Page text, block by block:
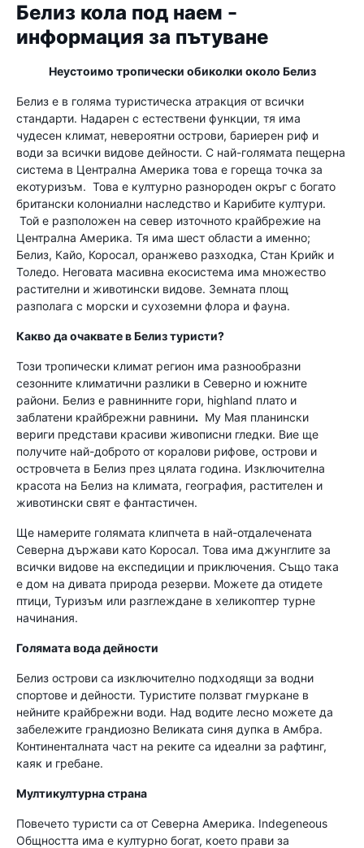
Белиз кола под наем -
информация за пътуване
Неустоимо тропически обиколки около Белиз
Белиз е в голяма туристическа атракция от всички
стандарти. Надарен с естествени функции, тя има
чудесен климат, невероятни острови, бариерен риф и
води за всички видове дейности. С най-голямата пещерна
система в Централна Америка това е гореща точка за
екотуризъм. Това е културно разнороден окръг с богато
британски колониални наследство и Карибите култури.
Той е разположен на север източното крайбрежие на
Централна Америка. Тя има шест области а именно;
Белиз, Кайо, Коросал, оранжево разходка, Стан Крийк и
Толедо. Неговата масивна екосистема има множество
растителни и животински видове. Земната площ
разполага с морски и сухоземни флора и фауна.
Какво да очаквате в Белиз туристи?
Този тропически климат регион има разнообразни
сезонните климатични разлики в Северно и южните
райони. Белиз е равнинните гори, highland плато и
заблатени крайбрежни равнини. Му Мая планински
вериги представи красиви живописни гледки. Вие ще
получите най-доброто от коралови рифове, острови и
островчета в Белиз през цялата година. Изключителна
красота на Белиз на климата, география, растителен и
животински свят е фантастичен.
Ще намерите голямата клипчета в най-отдалечената
Северна държави като Коросал. Това има джунглите за
всички видове на експедиции и приключения. Също така
е дом на дивата природа резерви. Можете да отидете
птици, Туризъм или разглеждане в хеликоптер турне
начинания.
Голямата вода дейности
Белиз острови са изключително подходящи за водни
спортове и дейности. Туристите ползват гмуркане в
нейните крайбрежни води. Над водите лесно можете да
забележите грандиозно Великата синя дупка в Амбра.
Континенталната част на реките са идеални за рафтинг,
каяк и гребане.
Мултикултурна страна
Повечето туристи са от Северна Америка. Indegeneous
Общността има е културно богат, което прави за